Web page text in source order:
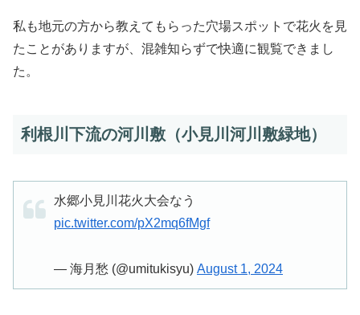
私も地元の方から教えてもらった穴場スポットで花火を見
たことがありますが、混雑知らずで快適に観覧できまし
た。
利根川下流の河川敷（小見川河川敷緑地）
水郷小見川花火大会なう
pic.twitter.com/pX2mq6fMgf
— 海月愁 (@umitukisyu) August 1, 2024